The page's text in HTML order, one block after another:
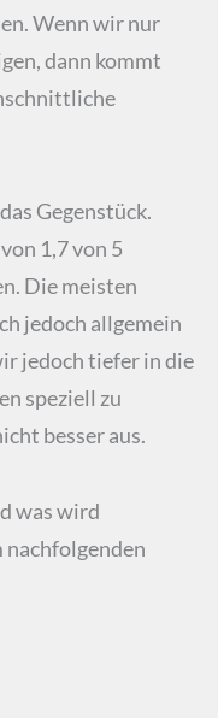
Wenn wir nur
dann kommt
Gegenstück.
1,7 von 5
Die meisten
jedoch allgemein
jedoch tiefer in die
speziell zu
besser aus.
was wird
nachfolgenden